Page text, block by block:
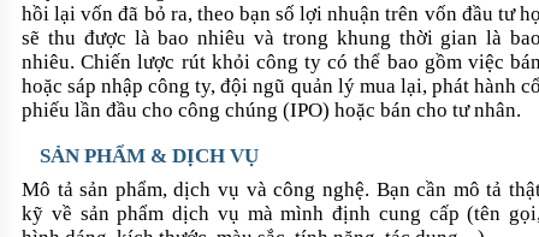
hồi lại vốn đã bỏ ra, theo bạn số lợi nhuận trên vốn đầu tư
sẽ thu được là bao nhiêu và trong khung thời gian là
nhiêu. Chiến lược rút khỏi công ty có thể bao gồm việc
hoặc sáp nhập công ty, đội ngũ quản lý mua lại, phát hành
phiếu lần đầu cho công chúng (IPO) hoặc bán cho tư nhân.
SẢN PHẨM & DỊCH VỤ
Mô tả sản phẩm, dịch vụ và công nghệ. Bạn cần mô tả
kỹ về sản phẩm dịch vụ mà mình định cung cấp (tên